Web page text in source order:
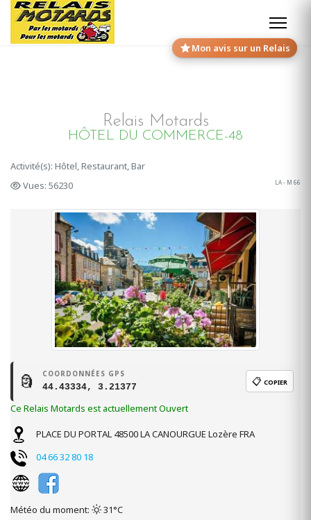
Mon avis sur un Relais
Relais Motards
HÔTEL DU COMMERCE-48
Activité(s): Hôtel, Restaurant, Bar
Vues: 56230
LA - M 66
🗿 COORDONNÉES GPS
44.43334, 3.21377 📋 COPIER
Ce Relais Motards est actuellement Ouvert
PLACE DU PORTAL 48500LA CANOURGUE Lozère FRA
04 66 32 80 18
Météo du moment: 31°C